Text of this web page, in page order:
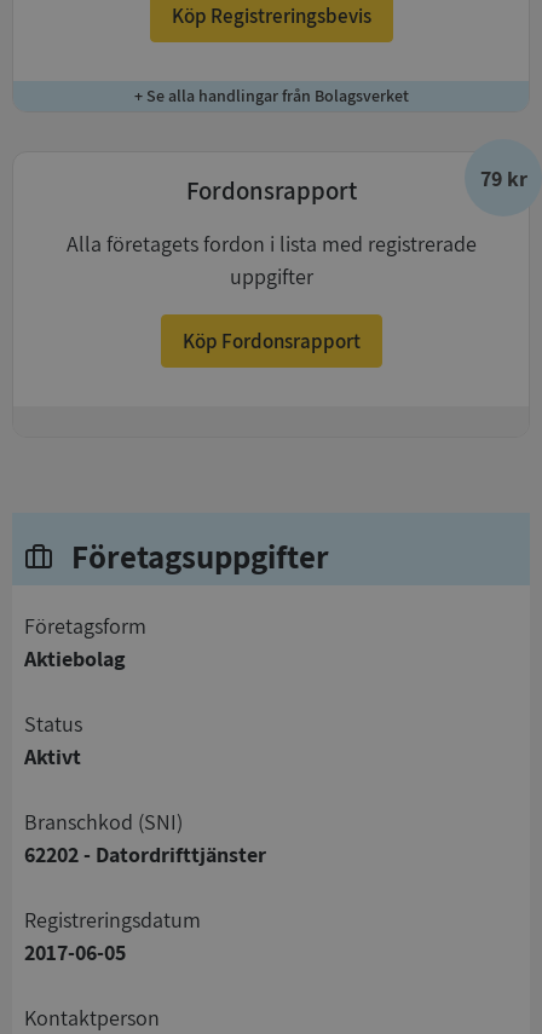
Köp Registreringsbevis
+ Se alla handlingar från Bolagsverket
79 kr
Fordonsrapport
Alla företagets fordon i lista med registrerade
uppgifter
Köp Fordonsrapport
Företagsuppgifter
företagsform
Aktiebolag
status
Aktivt
branschkod (SNI)
62202 - Datordrifttjänster
registreringsdatum
2017-06-05
Kontaktperson